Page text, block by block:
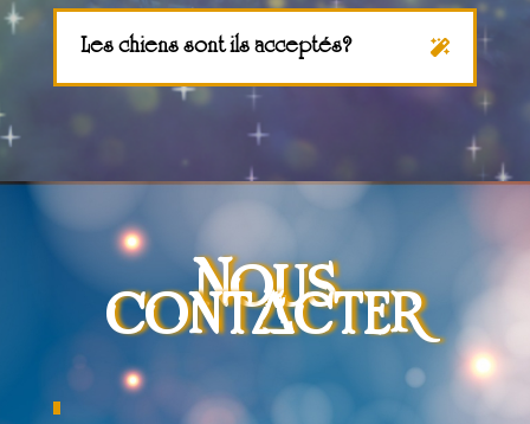
Les chiens sont ils acceptés?
Nous
contacter